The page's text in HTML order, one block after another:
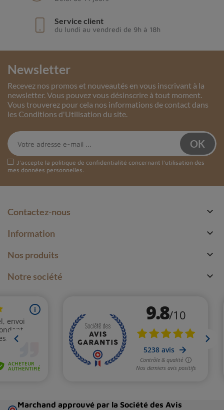
Service client
du lundi au vendredi de 9h à 18h
Newsletter
Recevez nos promos et nouveautés en vous inscrivant à la
newsletter. Vous pouvez vous désinscrire à tout moment.
Vous trouverez pour cela nos informations de contact dans
les Conditions d'Utilisation du site.
J'accepte la politique de confidentialité concernant l'utilisation des
mes données personnelles.
Contactez-nous 
Information 
Nos produits 
Notre société 
Marchand approuvé par la Société des Avis